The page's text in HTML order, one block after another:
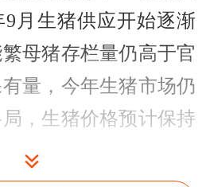
9月生猪供应开始逐渐
母猪存栏量仍高于官
量，今年生猪市场仍
，生猪价格预计保持